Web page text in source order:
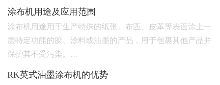
涂布机用途及应用范围
涂布机用途用于生产特殊的纸张、布匹、皮革等表面涂上一
层特定功能的胶、涂料或油墨的产品，用于包裹其他产品并
保护其不受污染。…
RK英式油墨涂布机的优势